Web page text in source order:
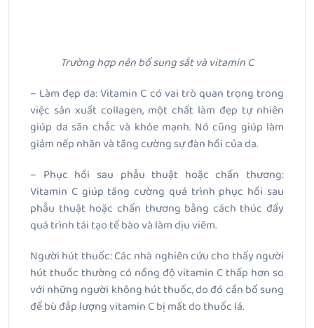
Trường hợp nên bổ sung sắt và vitamin C
– Làm đẹp da: Vitamin C có vai trò quan trọng trong
việc sản xuất collagen, một chất làm đẹp tự nhiên
giúp da săn chắc và khỏe mạnh. Nó cũng giúp làm
giảm nếp nhăn và tăng cường sự đàn hồi của da.
– Phục hồi sau phẫu thuật hoặc chấn thương:
Vitamin C giúp tăng cường quá trình phục hồi sau
phẫu thuật hoặc chấn thương bằng cách thúc đẩy
quá trình tái tạo tế bào và làm dịu viêm.
Người hút thuốc: Các nhà nghiên cứu cho thấy người
hút thuốc thường có nồng độ vitamin C thấp hơn so
với những người không hút thuốc, do đó cần bổ sung
để bù đắp lượng vitamin C bị mất do thuốc lá.